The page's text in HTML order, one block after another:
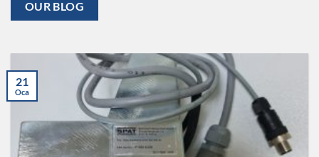
OUR BLOG
21
Oca